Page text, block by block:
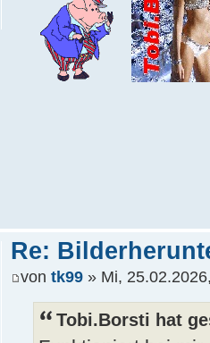
Re:
von tk99 » Mi,
Tobi.Borsti hat